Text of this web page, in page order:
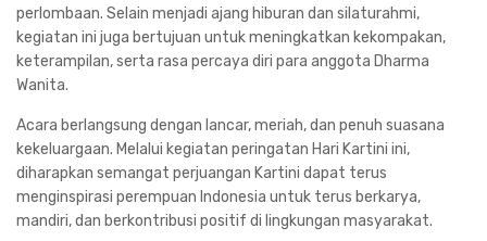
perlombaan. Selain menjadi ajang hiburan dan silaturahmi,
kegiatan ini juga bertujuan untuk meningkatkan kekompakan,
keterampilan, serta rasa percaya diri para anggota Dharma
Wanita.
Acara berlangsung dengan lancar, meriah, dan penuh suasana
kekeluargaan. Melalui kegiatan peringatan Hari Kartini ini,
diharapkan semangat perjuangan Kartini dapat terus
menginspirasi perempuan Indonesia untuk terus berkarya,
mandiri, dan berkontribusi positif di lingkungan masyarakat.